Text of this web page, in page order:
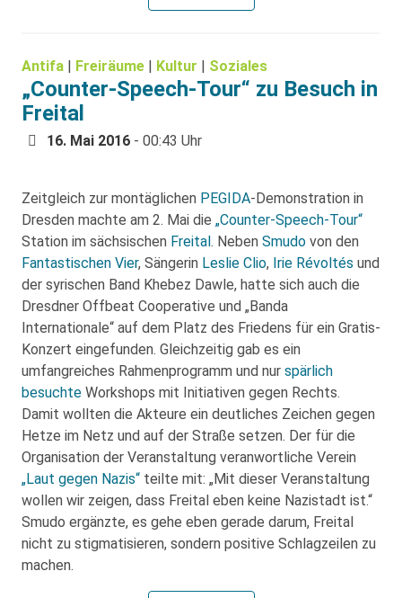
Antifa | Freiräume | Kultur | Soziales
„Counter-Speech-Tour“ zu Besuch in
Freital
16. Mai 2016 - 00:43 Uhr
Zeitgleich zur montäglichen PEGIDA-Demonstration in
Dresden machte am 2. Mai die „Counter-Speech-Tour“
Station im sächsischen Freital. Neben Smudo von den
Fantastischen Vier, Sängerin Leslie Clio, Irie Révoltés und
der syrischen Band Khebez Dawle, hatte sich auch die
Dresdner Offbeat Cooperative und „Banda
Internationale“ auf dem Platz des Friedens für ein Gratis-
Konzert eingefunden. Gleichzeitig gab es ein
umfangreiches Rahmenprogramm und nur spärlich
besuchte Workshops mit Initiativen gegen Rechts.
Damit wollten die Akteure ein deutliches Zeichen gegen
Hetze im Netz und auf der Straße setzen. Der für die
Organisation der Veranstaltung veranwortliche Verein
„Laut gegen Nazis“ teilte mit: „Mit dieser Veranstaltung
wollen wir zeigen, dass Freital eben keine Nazistadt ist.“
Smudo ergänzte, es gehe eben gerade darum, Freital
nicht zu stigmatisieren, sondern positive Schlagzeilen zu
machen.